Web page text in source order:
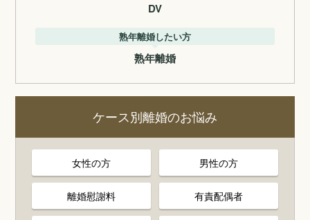
DV
熟年離婚したい方
熟年離婚
ケース別離婚のお悩み
女性の方 男性の方
離婚慰謝料 有責配偶者